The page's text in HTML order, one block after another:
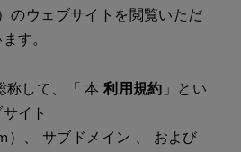
のウェブサイトを閲覧いただ
す。
称して、「 本利用規約 」とい
イト
）、 サブドメイン 、 および